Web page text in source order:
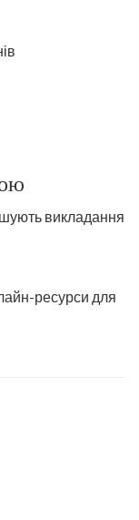
викладання
ресурси для